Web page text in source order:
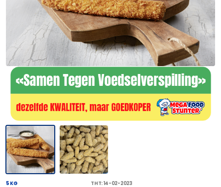
5 KG THT: 14-02-2023